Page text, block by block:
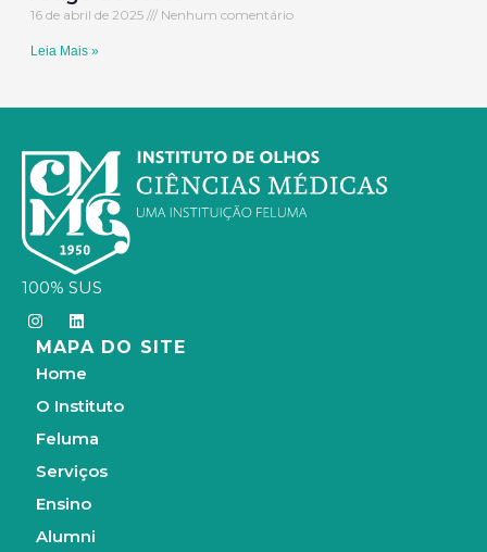
16 de abril de 2025 Nenhum comentário
Leia Mais »
100% SUS
I
n
s
t
a
g
r
a
m
L
i
n
e
d
i
MAPA DO SITE
Home
O Instituto
Feluma
Serviços
Ensino
Alumni